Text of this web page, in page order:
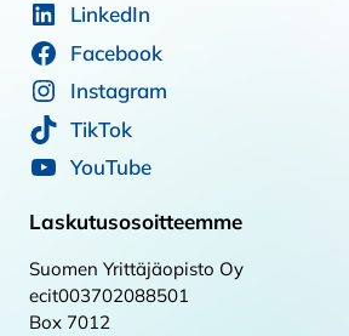
LinkedIn
Facebook
Instagram
TikTok
YouTube
Laskutusosoitteemme
Suomen Yrittäjäopisto Oy
ecit003702088501
Box 7012